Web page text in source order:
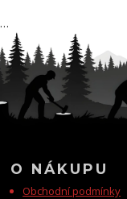
O NÁKUPU
Obchodní podmínky
…